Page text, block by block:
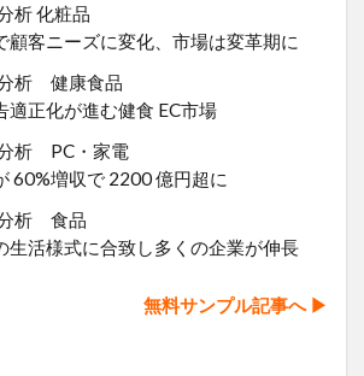
析 化粧品
客ニーズに変化、市場は変革期に
析 健康食品
正化が進む健食 EC市場
析 PC・家電
増収で 2200 億円超に
析 食品
活様式に合致し多くの企業が伸長
無料サンプル記事へ ▶︎